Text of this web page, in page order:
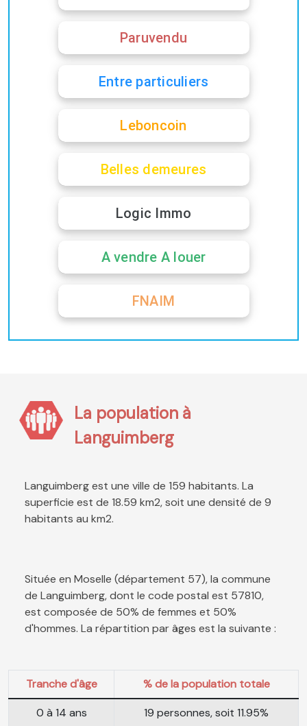
Paruvendu
Entre particuliers
Leboncoin
Belles demeures
Logic Immo
A vendre A louer
FNAIM
La population à
Languimberg
Languimberg est une ville de 159 habitants. La
superficie est de 18.59 km2, soit une densité de 9
habitants au km2.
Située en Moselle (département 57), la commune
de Languimberg, dont le code postal est 57810,
est composée de 50% de femmes et 50%
d'hommes. La répartition par âges est la suivante :
Tranche d'âge
% de la population totale
0 à 14 ans
19 personnes, soit 11.95%